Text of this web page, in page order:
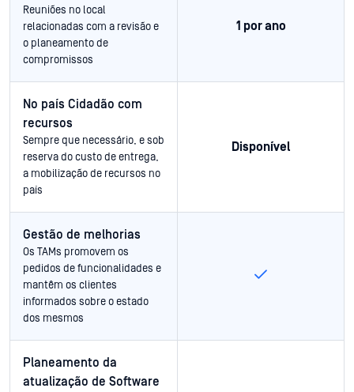
Reuniões no local
relacionadas com a revisão e
o planeamento de
compromissos
1 por ano
No país Cidadão com
recursos
Sempre que necessário, e sob
reserva do custo de entrega,
a mobilização de recursos no
país
Disponível
Gestão de melhorias
Os TAMs promovem os
pedidos de funcionalidades e
mantêm os clientes
informados sobre o estado
dos mesmos
Planeamento da
atualização de Software